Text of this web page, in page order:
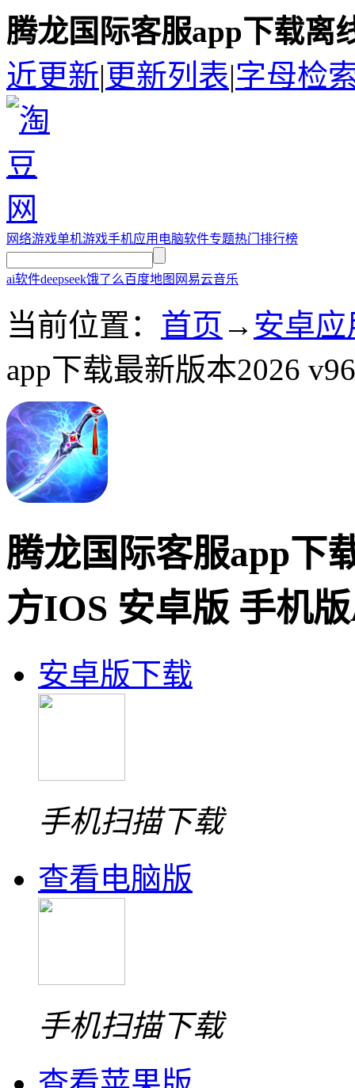
腾龙国际客服app下载离
近更新|更新列表|字母检
网络游戏单机游戏手机应用 电脑软件专题热门排行榜
ai软件deepseek饿了么百度地图 网易云音乐
当前位置： 首页 → 安卓应
app下载最新版本2026
腾龙国际客服app下
方IOS 安卓版 手机
安卓版下载
手机扫描下载
查看电脑版
手机扫描下载